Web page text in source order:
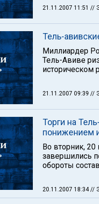
21.11.2007 11:51 //
Тель-
Миллиардер
Тель-Авиве
историческом
21.11.2007 09:39 //
Торги на
понижением
Во вторник, 20
завершились
обороты
20.11.2007 18:34//